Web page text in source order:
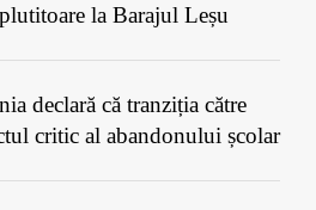
la Barajul Leșu
declară că tranziția către
critic al abandonului școlar